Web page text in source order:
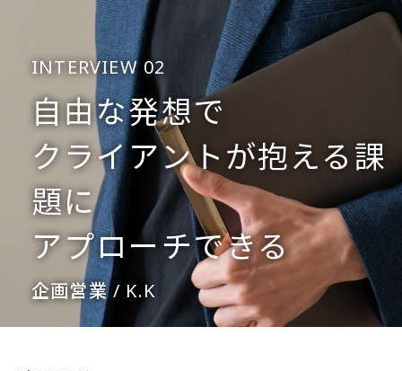
INTERVIEW 02
自由な発想で
クライアントが抱える課
題に
アプローチできる
企画営業 / K.K